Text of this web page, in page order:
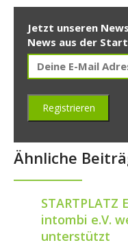
Jetzt unseren
News aus der
Ähnliche
intombi e.V.
unterstützt